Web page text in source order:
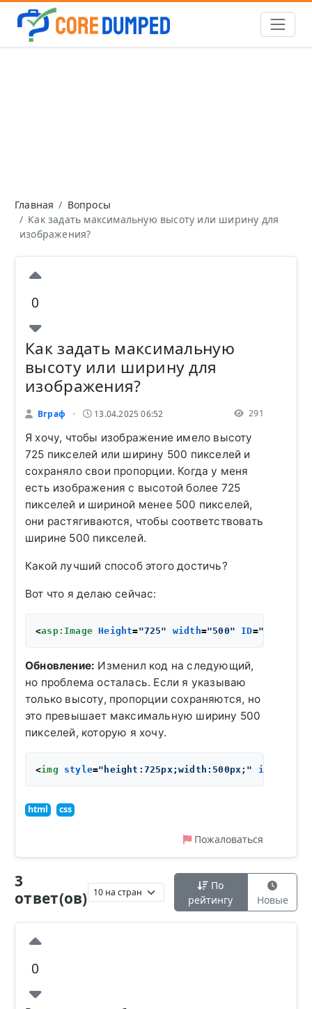
Главная
Вопросы
Как задать максимальную высоту или ширину для
изображения?
0
Как задать максимальную
высоту или ширину для
изображения?
Вграф • 13.04.2025 06:52 291
Я хочу, чтобы изображение имело высоту
725 пикселей или ширину 500 пикселей и
сохраняло свои пропорции. Когда у меня
есть изображения с высотой более 725
пикселей и шириной менее 500 пикселей,
они растягиваются, чтобы соответствовать
ширине 500 пикселей.
Какой лучший способ этого достичь?
Вот что я делаю сейчас:
<asp:Image Height="725" width="500" ID=
Обновление: Изменил код на следующий,
но проблема осталась. Если я указываю
только высоту, пропорции сохраняются, но
это превышает максимальную ширину 500
пикселей, которую я хочу.
<img style="height:725px;width:500px;" id
html css
Пожаловаться
3
ответ(ов)
По
рейтингу
Новые
0